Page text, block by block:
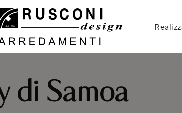
di Samoa